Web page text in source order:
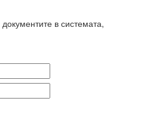
в системата,